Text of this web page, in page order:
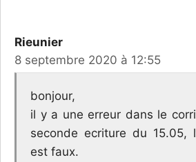
Rieunier
8 septembre 2020 à 12:55
bonjour,
il y a une erreur dans le
seconde ecriture du 15.05,
est faux.